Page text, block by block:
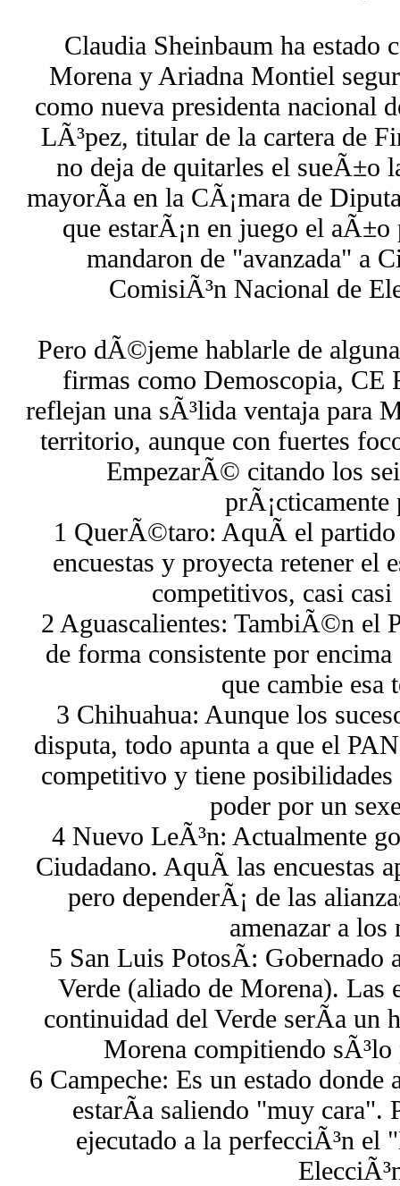
Claudia Sheinbaum ha estado
Morena y Ariadna Montiel
como nueva presidenta nacional
LÃ³pez, titular de la cartera de
no deja de quitarles el sueÃ±o
mayorÃ­a en la CÃ¡mara de
que estarÃ¡n en juego el
mandaron de "avanzada" a
ComisiÃ³n Nacional de
Pero dÃ©jeme hablarle de
firmas como Demoscopia, CE
reflejan una sÃ³lida ventaja para
territorio, aunque con fuertes
EmpezarÃ© citando los
prÃ¡cticamente
1 QuerÃ©taro: AquÃ­ el partido
encuestas y proyecta retener el
competitivos, casi casi
2 Aguascalientes: TambiÃ©n el
de forma consistente por
que cambie esa
3 Chihuahua: Aunque los
disputa, todo apunta a que el
competitivo y tiene posibilidades
poder por un
4 Nuevo LeÃ³n: Actualmente
Ciudadano. AquÃ­ las encuestas
pero dependerÃ¡ de las
amenazar a los
5 San Luis PotosÃ­: Gobernado
Verde (aliado de Morena). Las
continuidad del Verde serÃ­a
Morena compitiendo sÃ³lo
6 Campeche: Es un estado donde
estarÃ­a saliendo "muy cara".
ejecutado a la perfecciÃ³n el